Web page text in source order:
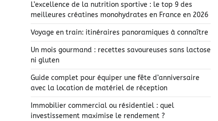
L’excellence de la nutrition sportive : le top 9 des
meilleures créatines monohydrates en France en 2026
Voyage en train: itinéraires panoramiques à connaître
Un mois gourmand : recettes savoureuses sans lactose
ni gluten
Guide complet pour équiper une fête d’anniversaire
avec la location de matériel de réception
Immobilier commercial ou résidentiel : quel
investissement maximise le rendement ?